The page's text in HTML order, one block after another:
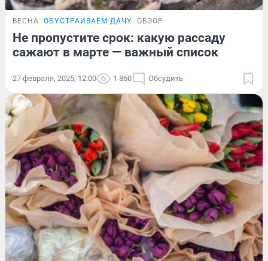
ВЕСНА ОБУСТРАИВАЕМ ДАЧУ ОБЗОР
Не пропустите срок: какую рассаду
сажают в марте — важный список
27 февраля, 2025, 12:00 1 860 Обсудить